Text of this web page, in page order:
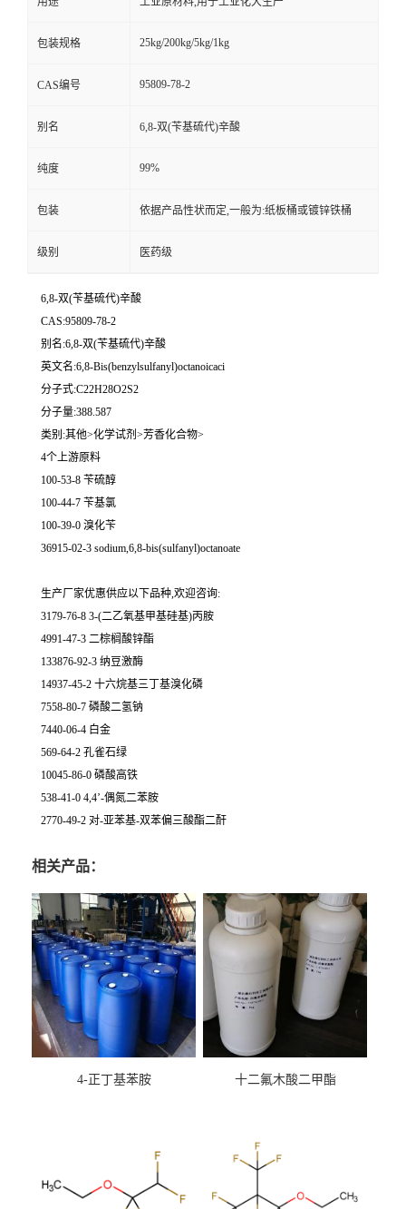
包装规格 25kg/200kg/5kg/1kg
CAS编号 95809-78-2
别名 6,8-双(苄基硫代)辛酸
纯度 99%
包装 依据产品性状而定,一般为:纸板桶或镀锌铁桶
级别 医药级
6,8-双(苄基硫代)辛酸
CAS:95809-78-2
别名:6,8-双(苄基硫代)辛酸
英文名:6,8-Bis(benzylsulfanyl)octanoicaci
分子式:C22H28O2S2
分子量:388.587
类别:其他>化学试剂>芳香化合物>
4个上游原料
100-53-8 苄硫醇
100-44-7 苄基氯
100-39-0 溴化苄
36915-02-3 sodium,6,8-bis(sulfanyl)octanoate
生产厂家优惠供应以下品种,欢迎咨询:
3179-76-8 3-(二乙氧基甲基硅基)丙胺
4991-47-3 二棕榈酸锌酯
133876-92-3 纳豆激酶
14937-45-2 十六烷基三丁基溴化磷
7558-80-7 磷酸二氢钠
7440-06-4 白金
569-64-2 孔雀石绿
10045-86-0 磷酸高铁
538-41-0 4,4’-偶氮二苯胺
2770-49-2 对-亚苯基-双苯偏三酸酯二酐
相关产品：
4-正丁基苯胺 十二氟木酸二甲酯